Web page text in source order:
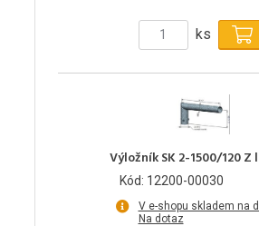
ks
Výložník SK 2-1500/120 Z
Kód: 12200-00030
V e-shopu skladem na
Na dotaz